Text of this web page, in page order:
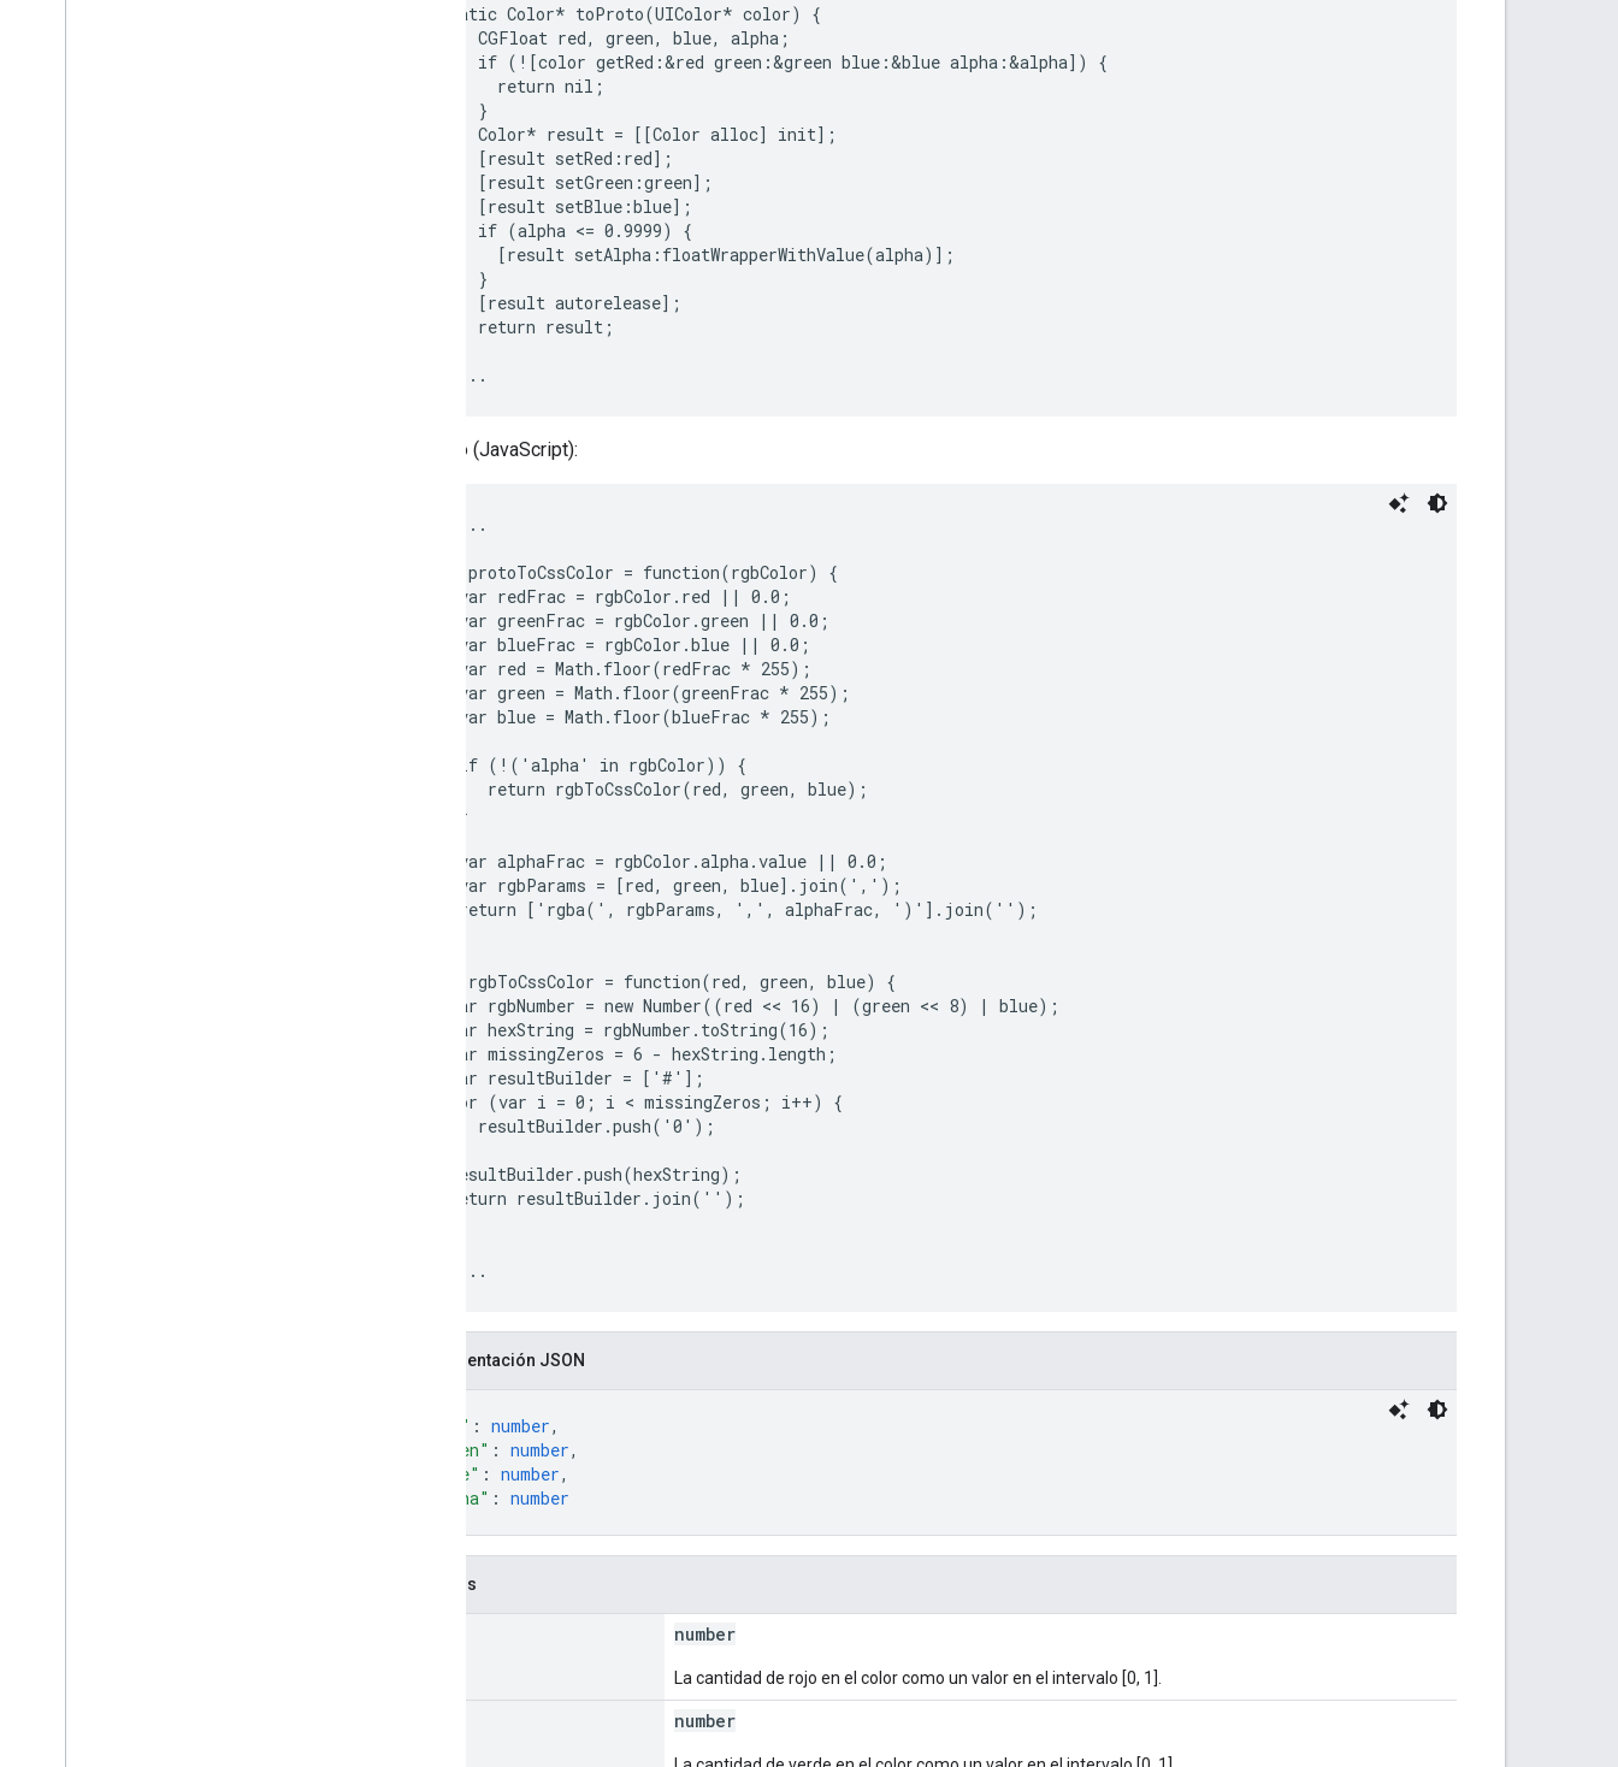
static Color* toProto(UIColor* color) {
     CGFloat red, green, blue, alpha;
     if (![color getRed:&red green:&green blue:&blue alpha:&alpha]) {
       return nil;
     }
     Color* result = [[Color alloc] init];
     [result setRed:red];
     [result setGreen:green];
     [result setBlue:blue];
     if (alpha <= 0.9999) {
       [result setAlpha:floatWrapperWithValue(alpha)];
     }
     [result autorelease];
     return result;
Ejemplo (JavaScript):
// ...
var protoToCssColor = function(rgbColor) {
   var redFrac = rgbColor.red || 0.0;
   var greenFrac = rgbColor.green || 0.0;
   var blueFrac = rgbColor.blue || 0.0;
   var red = Math.floor(redFrac * 255);
   var green = Math.floor(greenFrac * 255);
   var blue = Math.floor(blueFrac * 255);
   if (!('alpha' in rgbColor)) {
      return rgbToCssColor(red, green, blue);
   }
   var alphaFrac = rgbColor.alpha.value || 0.0;
   var rgbParams = [red, green, blue].join(',');
   return ['rgba(', rgbParams, ',', alphaFrac, ')'].join('');
var rgbToCssColor = function(red, green, blue) {
  var rgbNumber = new Number((red << 16) | (green << 8) | blue);
  var hexString = rgbNumber.toString(16);
  var missingZeros = 6 - hexString.length;
  var resultBuilder = ['#'];
  for (var i = 0; i < missingZeros; i++) {
     resultBuilder.push('0');
  resultBuilder.push(hexString);
  return resultBuilder.join('');
Representación JSON
"red" : number,
"green" : number,
"blue" : number,
"alpha" : number
Campos
number
La cantidad de rojo en el color como un valor en el intervalo [0, 1].
number